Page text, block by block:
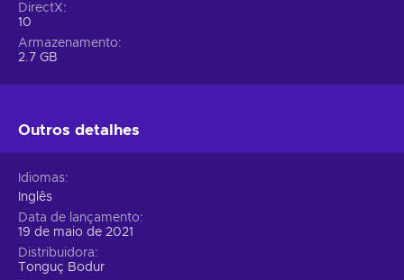
DirectX
10
Armazenamento
2.7 GB
Outros detalhes
Idiomas
Inglês
Data de lançamento
19 de maio de 2021
Distribuidora
Tonguç Bodur